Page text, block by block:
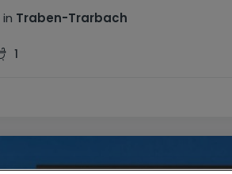
in Traben-Trarbach
1